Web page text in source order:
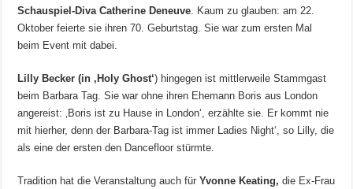
Schauspiel-Diva Catherine Deneuve . Kaum zu glauben: am 22.
Oktober feierte sie ihren 70. Geburtstag. Sie war zum ersten Mal
beim Event mit dabei.
Lilly Becker (in ‚Holy Ghost‘) hingegen ist mittlerweile Stammgast
beim Barbara Tag. Sie war ohne ihren Ehemann Boris aus London
angereist: ‚Boris ist zu Hause in London‘, erzählte sie. Er kommt nie
mit hierher, denn der Barbara-Tag ist immer Ladies Night‘, so Lilly, die
als eine der ersten den Dancefloor stürmte.
Tradition hat die Veranstaltung auch für Yvonne Keating, die Ex-Frau